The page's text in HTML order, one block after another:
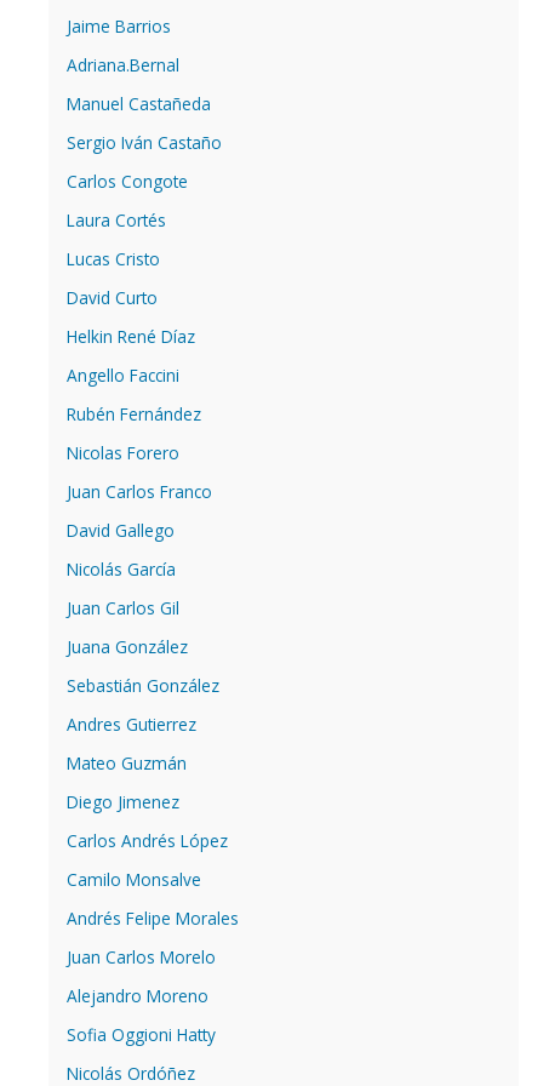
Jaime Barrios
Adriana.Bernal
Manuel Castañeda
Sergio Iván Castaño
Carlos Congote
Laura Cortés
Lucas Cristo
David Curto
Helkin René Díaz
Angello Faccini
Rubén Fernández
Nicolas Forero
Juan Carlos Franco
David Gallego
Nicolás García
Juan Carlos Gil
Juana González
Sebastián González
Andres Gutierrez
Mateo Guzmán
Diego Jimenez
Carlos Andrés López
Camilo Monsalve
Andrés Felipe Morales
Juan Carlos Morelo
Alejandro Moreno
Sofia Oggioni Hatty
Nicolás Ordóñez